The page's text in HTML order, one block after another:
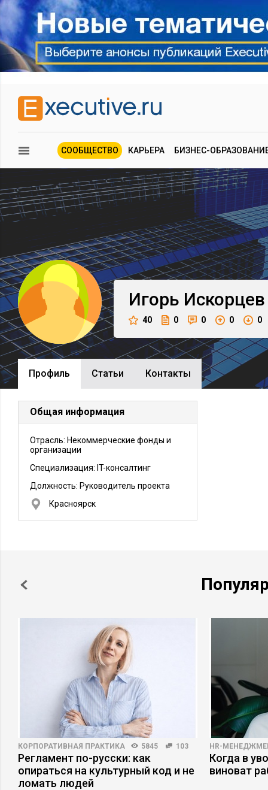
СООБЩЕСТВО КАРЬЕРА БИЗНЕС-
Игорь Искорцев
40 0 0 0 0
Профиль Cтатьи Контакты
Общая информация
Отрасль: Некоммерческие фонды и
организации
Специализация: IT-консалтинг
Должность: Руководитель проекта
Красноярск
КОРПОРАТИВНАЯ ПРАКТИКА 5845 103
Регламент по-русски: как
опираться на культурный код и не
ломать людей
HR-
Когда в
виноват